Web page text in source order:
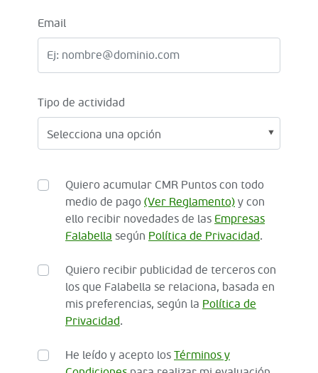
Email
Tipo de actividad
Quiero acumular CMR Puntos con todo
medio de pago (Ver Reglamento) y con
ello recibir novedades de las Empresas
Falabella según Política de Privacidad.
Quiero recibir publicidad de terceros con
los que Falabella se relaciona, basada en
mis preferencias, según la Política de
Privacidad.
He leído y acepto los Términos y